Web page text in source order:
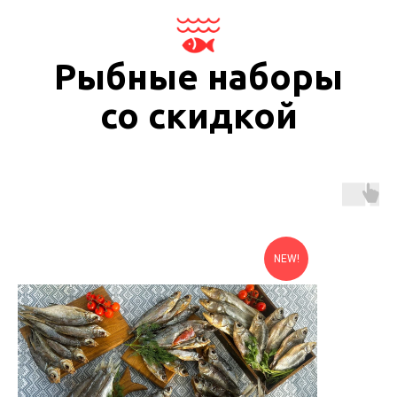
Рыбные наборы
со скидкой
NEW!